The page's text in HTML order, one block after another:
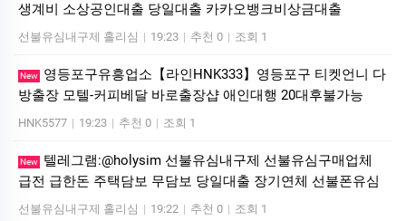
생계비 소상공인대출 당일대출 카카오뱅크비상금대출
선불유심내구제 홀리심 | 19:23 | 추천 0 | 조회 1
New
영등포구유흥업소【라인HNK333】영등포구 티켓언니 다
방출장 모텔-커피베달 바로출장샵 애인대행 20대후불가능
HNK5577 | 19:23 | 추천 0 | 조회 1
New
텔레그램:@holysim 선불유심내구제 선불유심구매업체
급전 급한돈 주택담보 무담보 당일대출 장기연체 선불폰유심
선불유심내구제 홀리심 | 19:22 | 추천 0 | 조회 1